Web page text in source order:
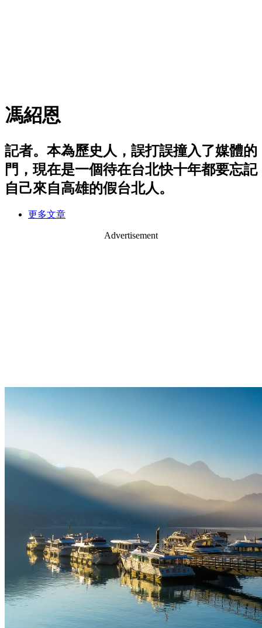
馮紹恩
記者。本為歷史人，誤打誤撞入了媒體的
門，現在是一個待在台北快十年都要忘記
自己來自高雄的假台北人。
更多文章
Advertisement